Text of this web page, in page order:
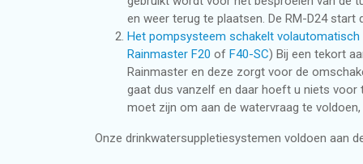
en weer terug te plaatsen. De RM-D24 start
Het pompsysteem schakelt volautomatisch
Rainmaster F20 of F40-SC) Bij een tekort
Rainmaster en deze zorgt voor de
gaat dus vanzelf en daar hoeft u niets voor
moet zijn om aan de watervraag te
Onze drinkwatersuppletiesystemen voldoen aan